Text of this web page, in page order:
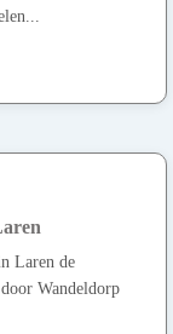
Laren de
Wandeldorp